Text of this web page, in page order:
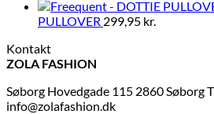
PULLOVER 299,95 kr.
Kontakt
ZOLA FASHION
Søborg Hovedgade 115 2860 Søborg
info@zolafashion.dk